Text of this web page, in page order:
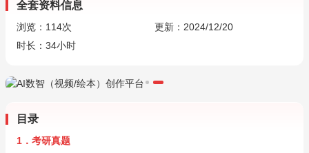
全套资料信息
浏览： 114次
更新：2024/12/20
时长：34小时
目录
1．考研真题